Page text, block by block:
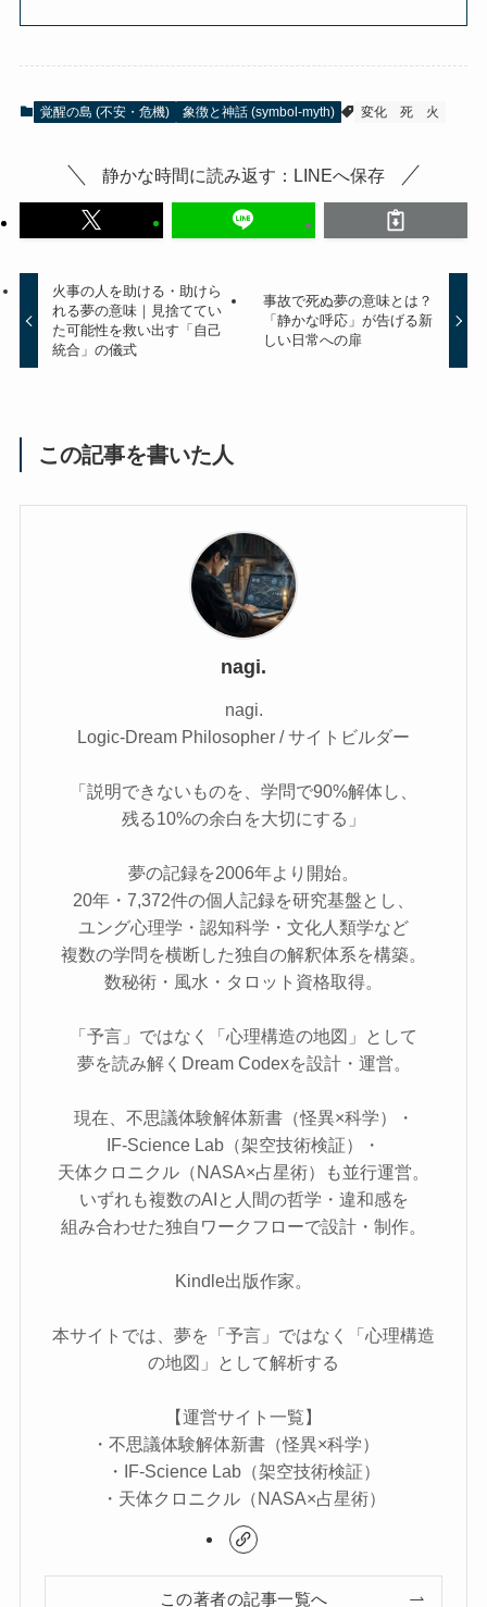
覚醒の島 (不安・危機) 象徴と神話 (symbol-myth) 変化 死 火
静かな時間に読み返す：LINEへ保存
火事の人を助ける・助けら
れる夢の意味｜見捨ててい
た可能性を救い出す「自己
統合」の儀式
事故で死ぬ夢の意味とは？
「静かな呼応」が告げる新
しい日常への扉
この記事を書いた人
nagi.
nagi.
Logic-Dream Philosopher / サイトビルダー
「説明できないものを、学問で90%解体し、
残る10%の余白を大切にする」
夢の記録を2006年より開始。
20年・7,372件の個人記録を研究基盤とし、
ユング心理学・認知科学・文化人類学など
複数の学問を横断した独自の解釈体系を構築。
数秘術・風水・タロット資格取得。
「予言」ではなく「心理構造の地図」として
夢を読み解くDream Codexを設計・運営。
現在、不思議体験解体新書（怪異×科学）・
IF-Science Lab（架空技術検証）・
天体クロニクル（NASA×占星術）も並行運営。
いずれも複数のAIと人間の哲学・違和感を
組み合わせた独自ワークフローで設計・制作。
Kindle出版作家。
本サイトでは、夢を「予言」ではなく「心理構造
の地図」として解析する
【運営サイト一覧】
・不思議体験解体新書（怪異×科学）
・IF-Science Lab（架空技術検証）
・天体クロニクル（NASA×占星術）
この著者の記事一覧へ